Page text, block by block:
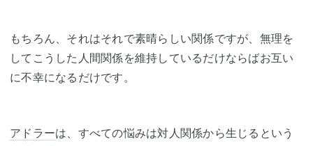
もちろん、それはそれで素晴らしい関係ですが、無理を
してこうした人間関係を維持しているだけならばお互い
に不幸になるだけです。
アドラーは、すべての悩みは対人関係から生じるという